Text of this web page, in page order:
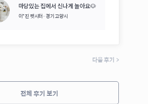
마당있는 집에서 신나게 놀아요🐶
이*진펫시터·경기 고양시
다음 후기 >
전체 후기 보기